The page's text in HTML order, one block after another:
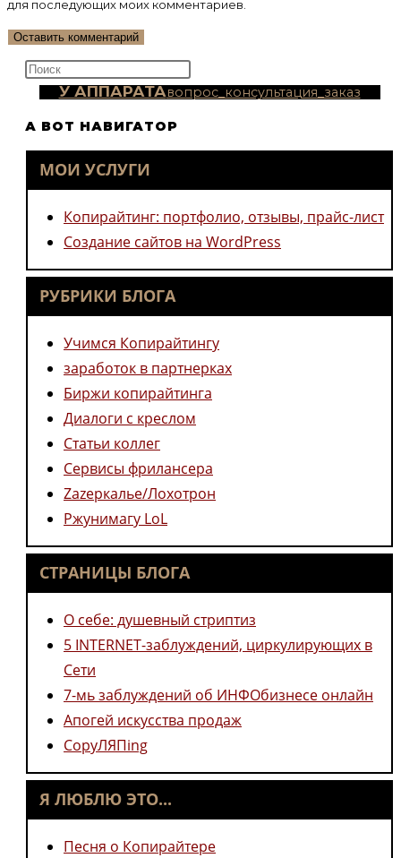
пользователя,
чтобы
чтобы
прокомментировать
веб-
сайта
для последующих моих комментариев.
клавишу
закрыть
поиска.
У АППАРАТАвопрос_консультация_заказ
А ВОТ НАВИГАТОР
МОИ УСЛУГИ
Копирайтинг: портфолио, отзывы, прайс-лист
Создание сайтов на WordPress
РУБРИКИ БЛОГА
Учимся Копирайтингу
заработок в партнерках
Биржи копирайтинга
Диалоги с креслом
Статьи коллег
Сервисы фрилансера
Zazеркалье/Лохотрон
Ржунимагу LoL
СТРАНИЦЫ БЛОГА
О себе: душевный стриптиз
5 INTERNET-заблуждений, циркулирующих в
Сети
7-мь заблуждений об ИНФОбизнесе онлайн
Апогей искусства продаж
CopyЛЯПing
Я ЛЮБЛЮ ЭТО...
Песня о Копирайтере